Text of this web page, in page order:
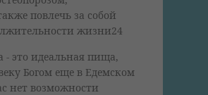
повлечь за собой
жизни24
- это идеальная пища,
Богом еще в Едемском
нет возможности